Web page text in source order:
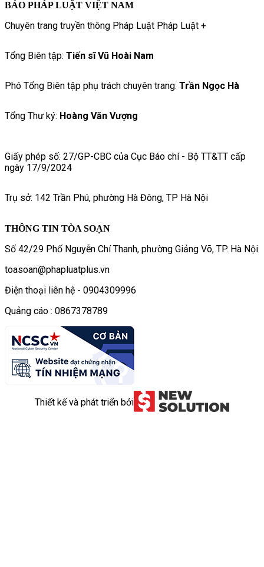
BÁO PHÁP LUẬT VIỆT NAM
Chuyên trang truyền thông Pháp Luật Pháp Luật +
Tổng Biên tập: Tiến sĩ Vũ Hoài Nam
Phó Tổng Biên tập phụ trách chuyên trang: Trần Ngọc Hà
Tổng Thư ký: Hoàng Văn Vượng
Giấy phép số: 27/GP-CBC của Cục Báo chí - Bộ TT&TT cấp
ngày 17/9/2024
Trụ sở: 142 Trần Phú, phường Hà Đông, TP Hà Nội
THÔNG TIN TÒA SOẠN
Số 42/29 Phố Nguyễn Chí Thanh, phường Giảng Võ, TP. Hà Nội
toasoan@phapluatplus.vn
Điện thoại liên hệ - 0904309996
Quảng cáo : 0867378789
Thiết kế và phát triển bởi